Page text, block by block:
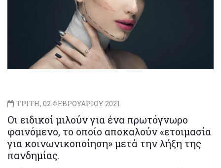
ΤΡΙΤΗ, 02 ΦΕΒΡΟΥΑΡΙΟΥ 2021
Οι ειδικοί μιλούν για ένα πρωτόγνωρο
φαινόμενο, το οποίο αποκαλούν «ετοιμασία
για κοινωνικοποίηση» μετά την λήξη της
πανδημίας.